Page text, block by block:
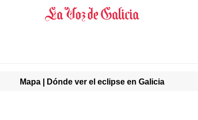
Mapa | Dónde ver el eclipse en Galicia